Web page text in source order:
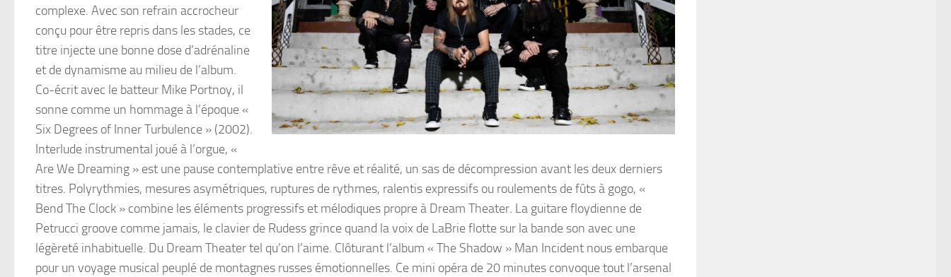
complexe. Avec son refrain accrocheur
conçu pour être repris dans les stades, ce
titre injecte une bonne dose d’adrénaline
et de dynamisme au milieu de l’album.
Co-écrit avec le batteur Mike Portnoy, il
sonne comme un hommage à l’époque «
Six Degrees of Inner Turbulence » (2002).
Interlude instrumental joué à l’orgue, «
Are We Dreaming » est une pause contemplative entre rêve et réalité, un sas de décompression avant les deux derniers
titres. Polyrythmies, mesures asymétriques, ruptures de rythmes, ralentis expressifs ou roulements de fûts à gogo, «
Bend The Clock » combine les éléments progressifs et mélodiques propre à Dream Theater. La guitare floydienne de
Petrucci groove comme jamais, le clavier de Rudess grince quand la voix de LaBrie flotte sur la bande son avec une
légèreté inhabituelle. Du Dream Theater tel qu’on l’aime. Clôturant l’album « The Shadow » Man Incident nous embarque
pour un voyage musical peuplé de montagnes russes émotionnelles. Ce mini opéra de 20 minutes convoque tout l’arsenal